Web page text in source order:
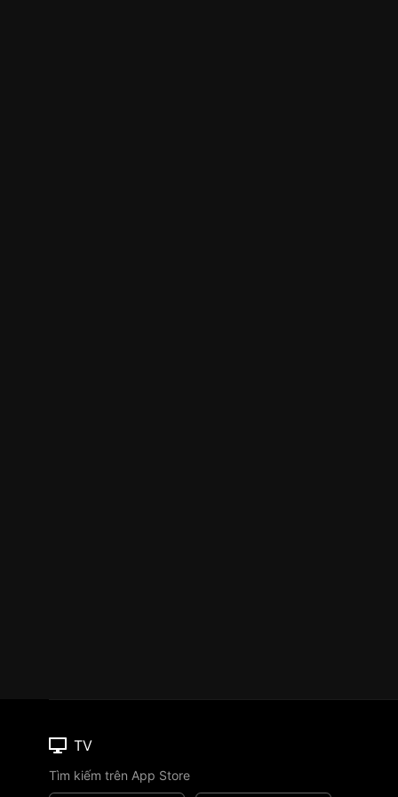
TV
Tìm kiếm trên App Store